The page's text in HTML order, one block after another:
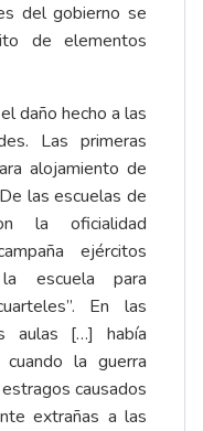
del gobierno se
de elementos
daño hecho a las
Las primeras
alojamiento de
las escuelas de
la oficialidad
ejércitos
la escuela para
En las
aulas […] había
la guerra
causados
extrañas a las